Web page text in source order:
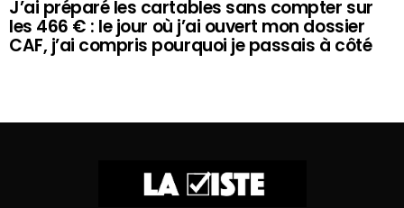
J’ai préparé les cartables sans compter sur
les 466 € : le jour où j’ai ouvert mon dossier
CAF, j’ai compris pourquoi je passais à côté